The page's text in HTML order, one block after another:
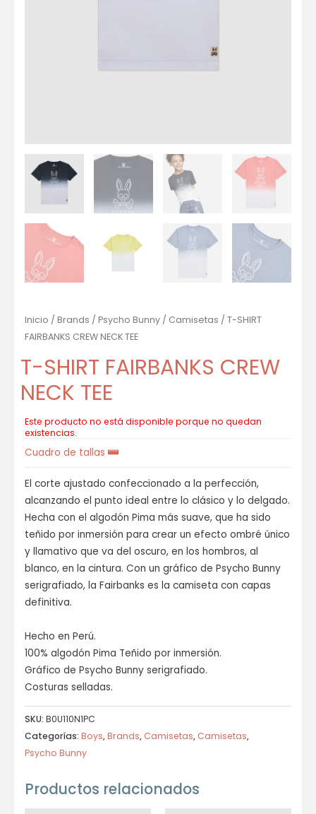
Inicio / Brands / Psycho Bunny / Camisetas / T-SHIRT
FAIRBANKS CREW NECK TEE
T-SHIRT FAIRBANKS CREW
NECK TEE
Este producto no está disponible porque no quedan
existencias.
Cuadro de tallas
El corte ajustado confeccionado a la perfección,
alcanzando el punto ideal entre lo clásico y lo delgado.
Hecha con el algodón Pima más suave, que ha sido
teñido por inmersión para crear un efecto ombré único
y llamativo que va del oscuro, en los hombros, al
blanco, en la cintura. Con un gráfico de Psycho Bunny
serigrafiado, la Fairbanks es la camiseta con capas
definitiva.
Hecho en Perú.
100% algodón Pima Teñido por inmersión.
Gráfico de Psycho Bunny serigrafiado.
Costuras selladas.
SKU: B0U110N1PC
Categorías: Boys,Brands, Camisetas, Camisetas,
Psycho Bunny
Productos relacionados